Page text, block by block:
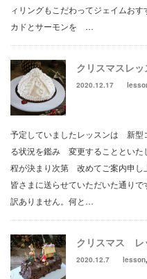
ィリングもこだわってジェイムお
カドとサーモンを …
クリスマスレ
2020.12.17
予定していましたレッスンは 新型
る状況を鑑み 変更することといた
程が決まり次第 改めてご案内申し
皆さまに送らせていただいた通り
訳ありません。何と…
クリスマス レ
2020.12.7 lesson,